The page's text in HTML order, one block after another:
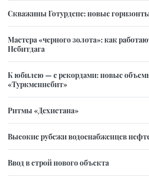
Скважины Готурдепе: новые
Мастера «черного золота»: как
Небитдага
К юбилею — с рекордами: новые
«Туркменнебит»
Ритмы «Дехистана»
Высокие рубежи водоснабженцев
Ввод в строй нового объекта